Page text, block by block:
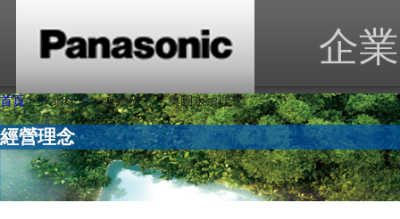
企
首頁> 永續經營 > 永續松下 > 集團永續理念
經營理念